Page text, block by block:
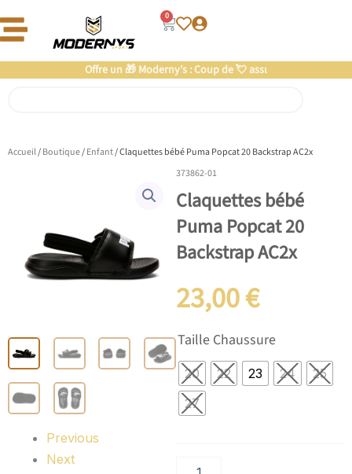
au
0
Panier
Offre un 🎁 Moderny’s : Coup de 💘 assuré
Accueil/Boutique/Enfant/ Claquettes bébé Puma Popcat 20 Backstrap AC2x
Previous
Next
373862-01
Claquettes bébé
Puma Popcat 20
Backstrap AC2x
23,00€
Taille Chaussure
20 22 23 24
25
27
quantité
de
Claquettes
bébé
Puma
Popcat